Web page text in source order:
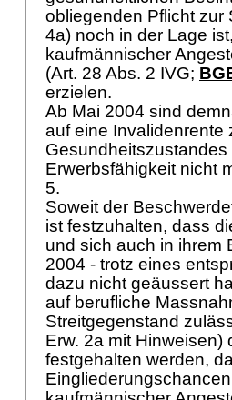
obliegenden Pflicht zur
4a) noch in der Lage
kaufmännischer
(Art. 28 Abs. 2 IVG;
erzielen.
Ab Mai 2004 sind
auf eine Invalidenrente
Erwerbsfähigkeit nicht
5.
Soweit der
ist festzuhalten, dass
und sich auch in ihrem
2004 - trotz eines
dazu nicht geäussert
auf berufliche
Streitgegenstand
Erw. 2a mit
festgehalten werden,